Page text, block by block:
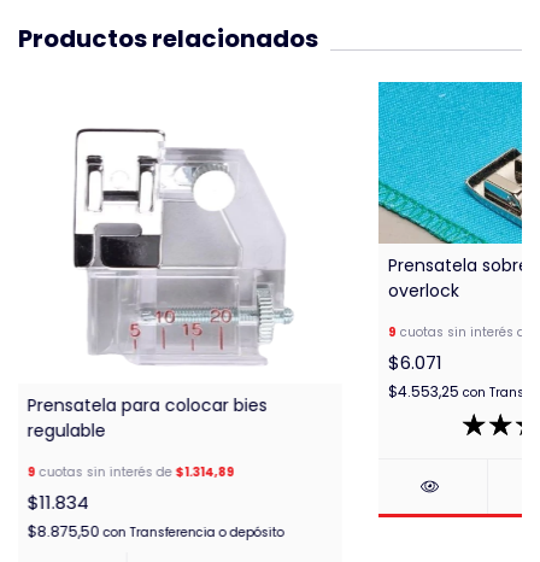
Productos relacionados
Prensatela para colocar bies
regulable
9 cuotas sin interés de$1.314,89
$11.834
$8.875,50con Transferencia o depósito
Prensatela
overlock
9 cuotas sin interés de
$6.071
$4.553,25 con